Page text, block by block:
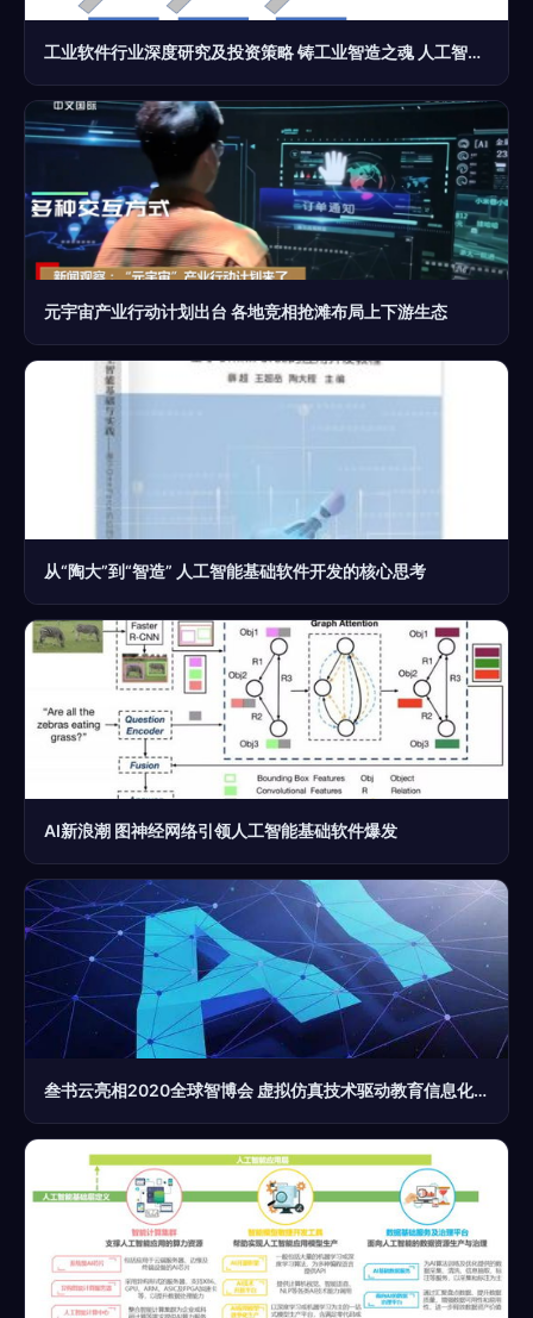
工业软件行业深度研究及投资策略 铸工业智造之魂 人工智能基础软件开发
元宇宙产业行动计划出台 各地竞相抢滩布局上下游生态
从“陶大”到“智造” 人工智能基础软件开发的核心思考
AI新浪潮 图神经网络引领人工智能基础软件爆发
叁书云亮相2020全球智博会 虚拟仿真技术驱动教育信息化新浪潮